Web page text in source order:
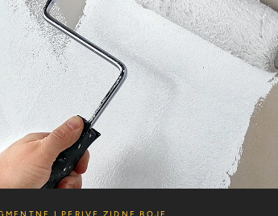
I PERIVE ZIDNE BOJE